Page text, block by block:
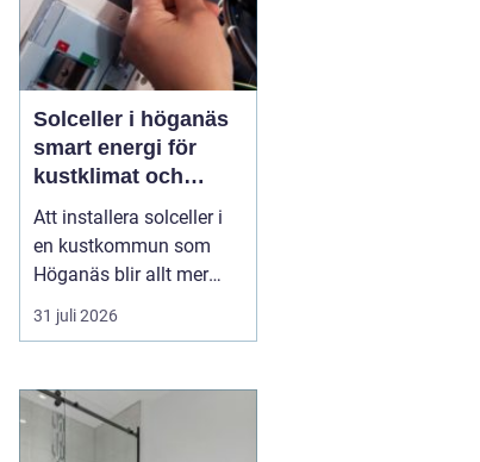
Solceller i höganäs
smart energi för
kustklimat och
framtid
Att installera solceller i
en kustkommun som
Höganäs blir allt mer
attraktivt, både för
villaägare,
och företag.
Kombinationen av bra
solförutsättningar,
31 juli 2026